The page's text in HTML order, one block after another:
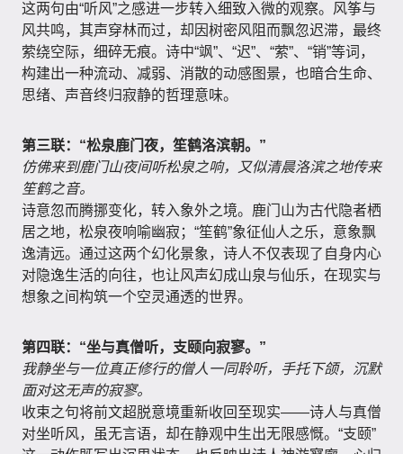
这两句由“听风”之感进一步转入细致入微的观察。风筝与
风共鸣，其声穿林而过，却因树密风阻而飘忽迟滞，最终
萦绕空际，细碎无痕。诗中“飒”、“迟”、“萦”、“销”等词，
构建出一种流动、减弱、消散的动感图景，也暗合生命、
思绪、声音终归寂静的哲理意味。
第三联：“松泉鹿门夜，笙鹤洛滨朝。”
仿佛来到鹿门山夜间听松泉之响，又似清晨洛滨之地传来
笙鹤之音。
诗意忽而腾挪变化，转入象外之境。鹿门山为古代隐者栖
居之地，松泉夜响喻幽寂；“笙鹤”象征仙人之乐，意象飘
逸清远。通过这两个幻化景象，诗人不仅表现了自身内心
对隐逸生活的向往，也让风声幻成山泉与仙乐，在现实与
想象之间构筑一个空灵通透的世界。
第四联：“坐与真僧听，支颐向寂寥。”
我静坐与一位真正修行的僧人一同聆听，手托下颌，沉默
面对这无声的寂寥。
收束之句将前文超脱意境重新收回至现实——诗人与真僧
对坐听风，虽无言语，却在静观中生出无限感慨。“支颐”